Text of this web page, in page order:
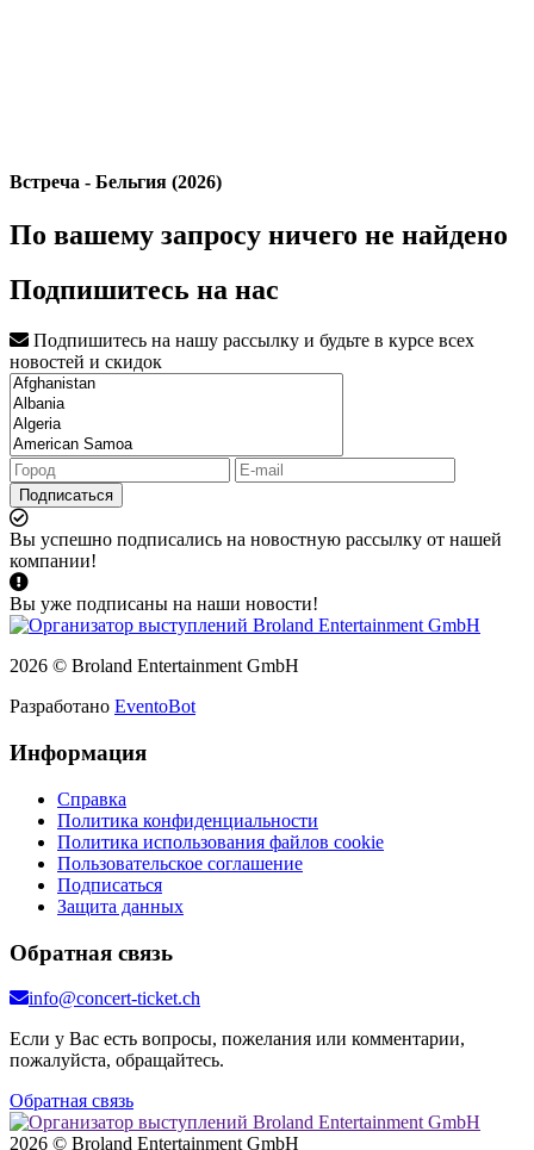
Встреча - Бельгия (2026)
По вашему запросу ничего не найдено
Подпишитесь на нас
Подпишитесь на нашу рассылку и будьте в курсе всех
новостей и скидок
Подписаться
Вы успешно подписались на новостную рассылку от нашей
компании!
Вы уже подписаны на наши новости!
2026 © Broland Entertainment GmbH
Разработано EventoBot
Информация
Справка
Политика конфиденциальности
Политика использования файлов cookie
Пользовательское соглашение
Подписаться
Защита данных
Обратная связь
info@concert-ticket.ch
Если у Вас есть вопросы, пожелания или комментарии,
пожалуйста, обращайтесь.
Обратная связь
2026 © Broland Entertainment GmbH